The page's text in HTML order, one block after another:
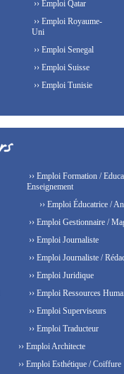
›› Emploi Qatar
›› Emploi Royaume-
Uni
›› Emploi Senegal
›› Emploi Suisse
›› Emploi Tunisie
›› Emploi Formation /
Enseignement
›› Emploi Éducatrice /
›› Emploi Gestionnaire /
›› Emploi Journaliste
›› Emploi Journaliste /
›› Emploi Juridique
›› Emploi Ressources
›› Emploi Superviseurs
›› Emploi Traducteur
›› Emploi Architecte
›› Emploi Esthétique / Coiffure